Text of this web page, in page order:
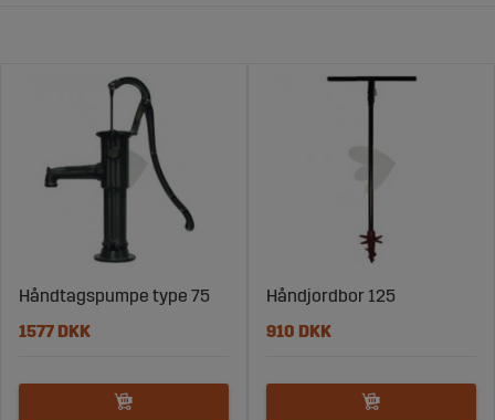
Håndtagspumpe type 75
1577 DKK
Håndjordbor 125
910 DKK